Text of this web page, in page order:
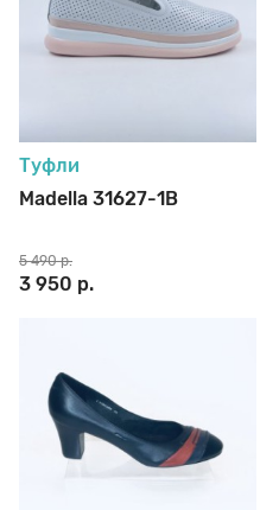
Туфли
Madella 31627-1B
3 950 р.
5 490 р.